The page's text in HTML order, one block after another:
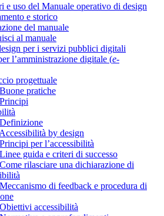
e uso del Manuale operativo di design
e storico
del manuale
al manuale
per i servizi pubblici digitali
l’amministrazione digitale (e-
progettuale
pratiche
by design
per l’accessibilità
guida e criteri di successo
rilasciare una dichiarazione di
di feedback e procedura di
accessibilità